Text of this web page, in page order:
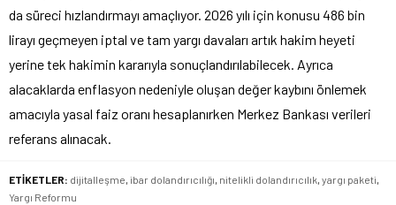
da süreci hızlandırmayı amaçlıyor. 2026 yılı için konusu 486 bin
lirayı geçmeyen iptal ve tam yargı davaları artık hakim heyeti
yerine tek hakimin kararıyla sonuçlandırılabilecek. Ayrıca
alacaklarda enflasyon nedeniyle oluşan değer kaybını önlemek
amacıyla yasal faiz oranı hesaplanırken Merkez Bankası verileri
referans alınacak.
ETİKETLER: dijitalleşme, ibar dolandırıcılığı, nitelikli dolandırıcılık, yargı paketi,
Yargı Reformu